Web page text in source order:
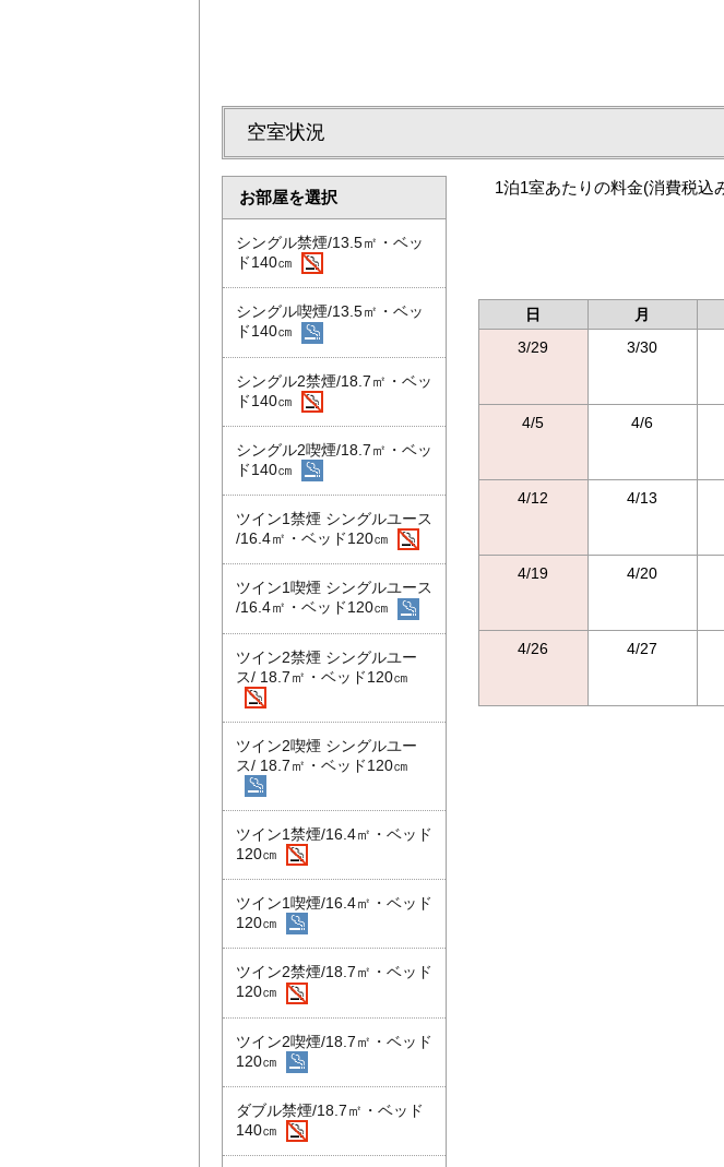
空室状況
お部屋を選択
シングル禁煙/13.5㎡・ベッ
ド140㎝
シングル喫煙/13.5㎡・ベッ
ド140㎝
シングル2禁煙/18.7㎡・ベッ
ド140㎝
シングル2喫煙/18.7㎡・ベッ
ド140㎝
ツイン1禁煙 シングルユース
/16.4㎡・ベッド120㎝
ツイン1喫煙 シングルユース
/16.4㎡・ベッド120㎝
ツイン2禁煙 シングルユー
ス/ 18.7㎡・ベッド120㎝
ツイン2喫煙 シングルユー
ス/ 18.7㎡・ベッド120㎝
ツイン1禁煙/16.4㎡・ベッド
120㎝
ツイン1喫煙/16.4㎡・ベッド
120㎝
ツイン2禁煙/18.7㎡・ベッド
120㎝
ツイン2喫煙/18.7㎡・ベッド
120㎝
ダブル禁煙/18.7㎡・ベッド
140㎝
1泊1室あたりの料金(消費税込
日 月
3/29
3/30
4/5 4/6
4/12 4/13
4/19 4/20
4/26 4/27